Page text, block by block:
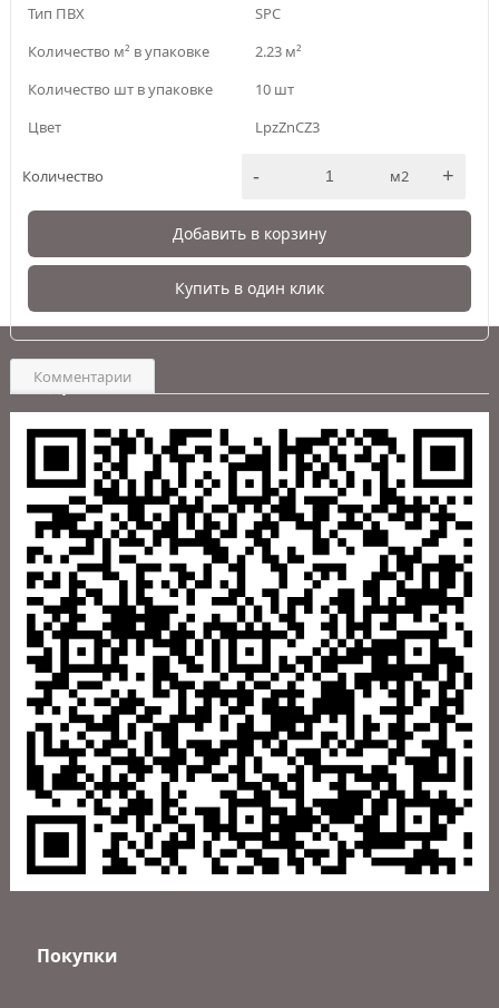
Тип ПВХ
SPC
Количество м² в упаковке
2.23 м²
Количество шт в упаковке
10 шт
Цвет
LpzZnCZ3
Количество - м2 +
Добавить в корзину
Купить в один клик
Комментарии
Адрес:
Пункт выдачи:г. Южно-Сахалинск
Центр Напольных Покрытий ИнтерьерПол ул. Карпатская,
9а
WhatsApp:+7 (999) 082-75-94
Telegram:+7 (999) 082-75-94
Почта:info-intpol@mail.ru
Политика в отношении обработки персональных данных на
сайте intpol.ru
Магазин
Личный кабинет
Каталог
Услуги
Новости и акции
Покупки